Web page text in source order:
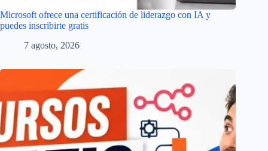
Microsoft ofrece una certificación de liderazgo con IA y
puedes inscribirte gratis
7 agosto, 2026